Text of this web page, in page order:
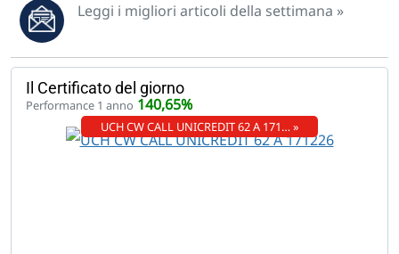
Leggi i migliori articoli della settimana »
Il Certificato del giorno
Performance 1 anno 140,65%
UCH CW CALL UNICREDIT 62 A 171… »